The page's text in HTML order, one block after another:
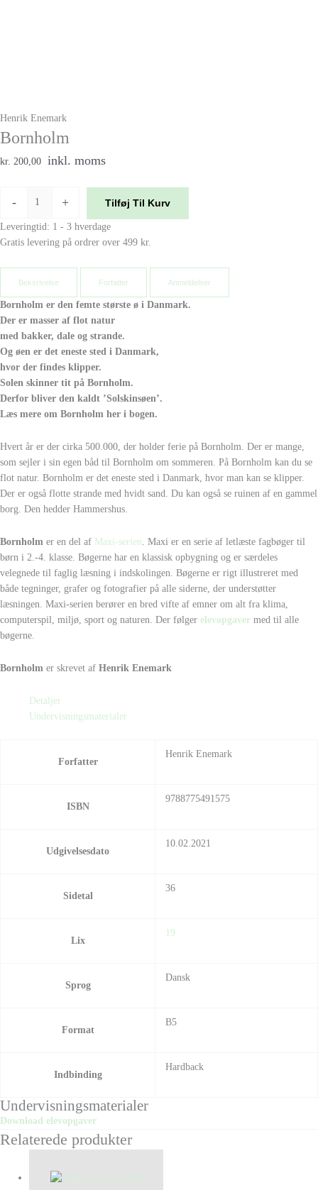
Henrik Enemark
Bornholm
kr. 200,00 inkl. moms
- + Tilføj Til Kurv
Leveringtid: 1 - 3 hverdage
Gratis levering på ordrer over 499 kr.
Beksrivelse Forfatter Anmeldelser
Bornholm er den femte største ø i Danmark.
Der er masser af flot natur
med bakker, dale og strande.
Og øen er det eneste sted i Danmark,
hvor der findes klipper.
Solen skinner tit på Bornholm.
Derfor bliver den kaldt ’Solskinsøen’.
Læs mere om Bornholm her i bogen.
Hvert år er der cirka 500.000, der holder ferie på Bornholm. Der er mange,
som sejler i sin egen båd til Bornholm om sommeren. På Bornholm kan du se
flot natur. Bornholm er det eneste sted i Danmark, hvor man kan se klipper.
Der er også flotte strande med hvidt sand. Du kan også se ruinen af en gammel
borg. Den hedder Hammershus.
Bornholm er en del af Maxi-serien. Maxi er en serie af letlæste fagbøger til
børn i 2.-4. klasse. Bøgerne har en klassisk opbygning og er særdeles
velegnede til faglig læsning i indskolingen. Bøgerne er rigt illustreret med
både tegninger, grafer og fotografier på alle siderne, der understøtter
læsningen. Maxi-serien berører en bred vifte af emner om alt fra klima,
computerspil, miljø, sport og naturen. Der følger elevopgaver med til alle
bøgerne.
Bornholm er skrevet af Henrik Enemark
Detaljer
Undervisningsmaterialer
Forfatter
Henrik Enemark
ISBN
9788775491575
Udgivelsesdato
10.02.2021
Sidetal
36
Lix
19
Sprog
Dansk
Format
B5
Indbinding
Hardback
Undervisningsmaterialer
Download elevopgaver
Relaterede produkter